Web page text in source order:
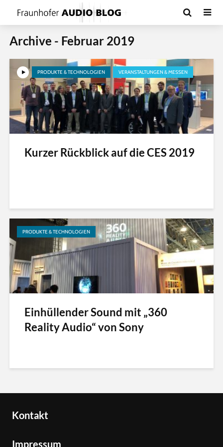
Archive - Februar 2019
PRODUKTE & TECHNOLOGIEN VERANSTALTUNGEN & MESSEN
Kurzer Rückblick auf die CES 2019
PRODUKTE & TECHNOLOGIEN
Einhüllender Sound mit „360
Reality Audio“ von Sony
Kontakt
Impressum